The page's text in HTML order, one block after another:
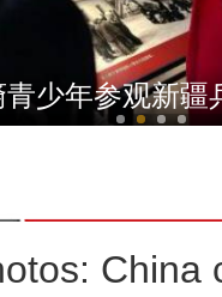
子足球民族团
少年参观新疆
China